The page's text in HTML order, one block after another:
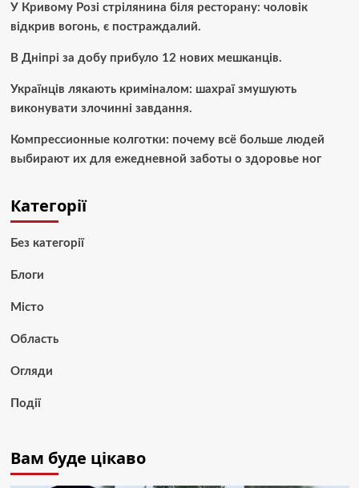
У Кривому Розі стрілянина біля ресторану: чоловік
відкрив вогонь, є постраждалий.
В Дніпрі за добу прибуло 12 нових мешканців.
Українців лякають криміналом: шахраї змушують
виконувати злочинні завдання.
Компрессионные колготки: почему всё больше людей
выбирают их для ежедневной заботы о здоровье ног
Категорії
Без категорії
Блоги
Місто
Область
Огляди
Події
Вам буде цікаво